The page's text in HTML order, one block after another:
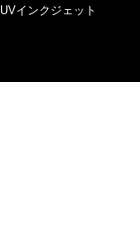
UVインクジェット